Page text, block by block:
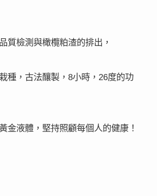
質檢測與橄欖粕渣的排出，
種，古法釀製， 8小時， 26度的功
金液體，堅持照顧每個人的健康！